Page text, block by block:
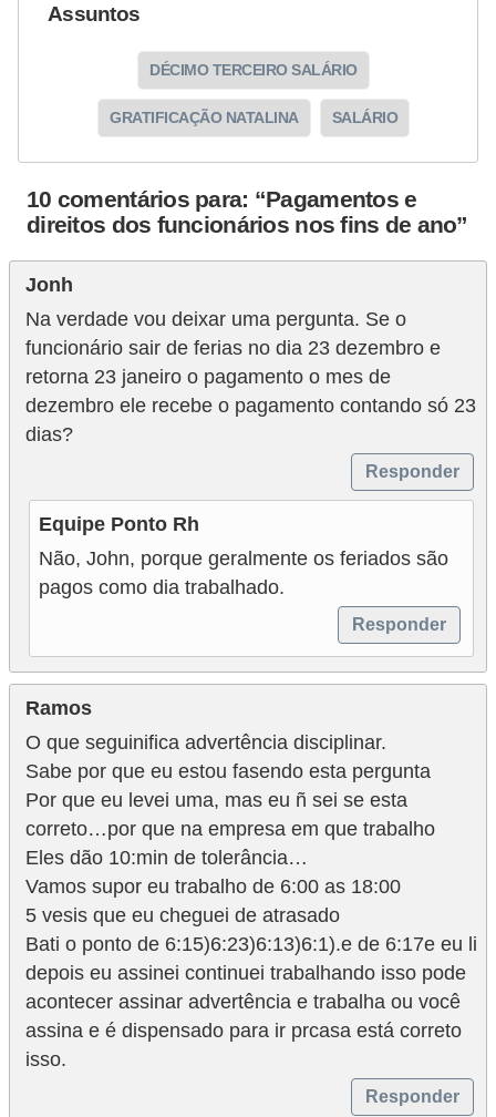
Assuntos
DÉCIMO TERCEIRO SALÁRIO
GRATIFICAÇÃO NATALINA SALÁRIO
10 comentários para: “Pagamentos e
direitos dos funcionários nos fins de ano”
Jonh
Na verdade vou deixar uma pergunta. Se o
funcionário sair de ferias no dia 23 dezembro e
retorna 23 janeiro o pagamento o mes de
dezembro ele recebe o pagamento contando só 23
dias?
Responder
Equipe Ponto Rh
Não, John, porque geralmente os feriados são
pagos como dia trabalhado.
Responder
Ramos
O que seguinifica advertência disciplinar.
Sabe por que eu estou fasendo esta pergunta
Por que eu levei uma, mas eu ñ sei se esta
correto…por que na empresa em que trabalho
Eles dão 10:min de tolerância…
Vamos supor eu trabalho de 6:00 as 18:00
5 vesis que eu cheguei de atrasado
Bati o ponto de 6:15)6:23)6:13)6:1).e de 6:17e eu li
depois eu assinei continuei trabalhando isso pode
acontecer assinar advertência e trabalha ou você
assina e é dispensado para ir prcasa está correto
isso.
Responder
w
d
e
c
o
n
t
r
o
e
p
o
t
o